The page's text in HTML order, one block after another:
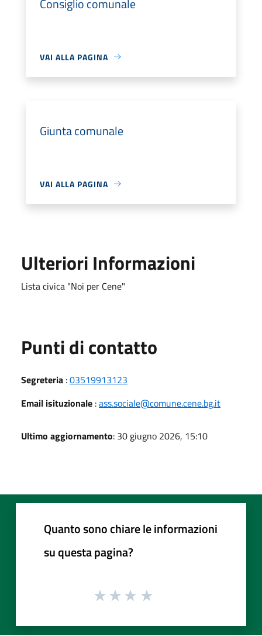
VAI ALLA PAGINA
Giunta comunale
VAI ALLA PAGINA
Ulteriori Informazioni
Lista civica "Noi per Cene"
Punti di contatto
Segreteria :03519913123
Email isituzionale :ass.sociale@comune.cene.bg.it
Ultimo aggiornamento: 30 giugno 2026, 15:10
Quanto sono chiare le informazioni
su questa pagina?